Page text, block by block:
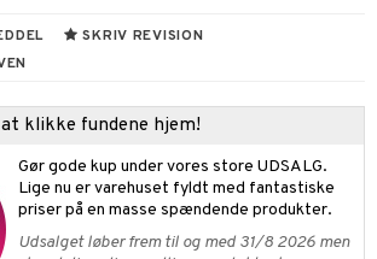
SKRIV REVISION
klikke fundene hjem!
Gør gode kup under vores store UDSALG.
Lige nu er varehuset fyldt med fantastiske
priser på en masse spændende produkter.
Udsalget løber frem til og med 31/8 2026 men